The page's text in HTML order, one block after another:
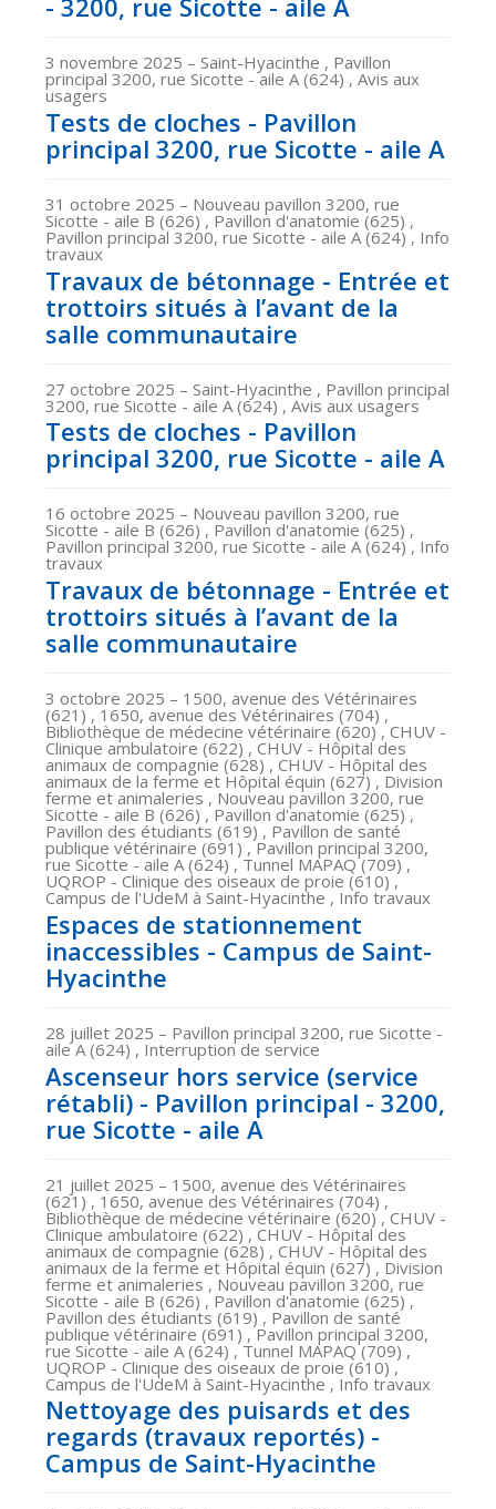
- 3200, rue Sicotte - aile A
3 novembre 2025 – Saint-Hyacinthe , Pavillon
principal 3200, rue Sicotte - aile A (624) , Avis aux
usagers
Tests de cloches - Pavillon
principal 3200, rue Sicotte - aile A
31 octobre 2025 – Nouveau pavillon 3200, rue
Sicotte - aile B (626) , Pavillon d'anatomie (625) ,
Pavillon principal 3200, rue Sicotte - aile A (624) , Info
travaux
Travaux de bétonnage - Entrée et
trottoirs situés à l’avant de la
salle communautaire
27 octobre 2025 – Saint-Hyacinthe , Pavillon principal
3200, rue Sicotte - aile A (624) , Avis aux usagers
Tests de cloches - Pavillon
principal 3200, rue Sicotte - aile A
16 octobre 2025 – Nouveau pavillon 3200, rue
Sicotte - aile B (626) , Pavillon d'anatomie (625) ,
Pavillon principal 3200, rue Sicotte - aile A (624) , Info
travaux
Travaux de bétonnage - Entrée et
trottoirs situés à l’avant de la
salle communautaire
3 octobre 2025 – 1500, avenue des Vétérinaires
(621) , 1650, avenue des Vétérinaires (704) ,
Bibliothèque de médecine vétérinaire (620) , CHUV -
Clinique ambulatoire (622) , CHUV - Hôpital des
animaux de compagnie (628) , CHUV - Hôpital des
animaux de la ferme et Hôpital équin (627) , Division
ferme et animaleries , Nouveau pavillon 3200, rue
Sicotte - aile B (626) , Pavillon d'anatomie (625) ,
Pavillon des étudiants (619) , Pavillon de santé
publique vétérinaire (691) , Pavillon principal 3200,
rue Sicotte - aile A (624) , Tunnel MAPAQ (709) ,
UQROP - Clinique des oiseaux de proie (610) ,
Campus de l'UdeM à Saint-Hyacinthe , Info travaux
Espaces de stationnement
inaccessibles - Campus de Saint-
Hyacinthe
28 juillet 2025 – Pavillon principal 3200, rue Sicotte -
aile A (624) , Interruption de service
Ascenseur hors service (service
rétabli) - Pavillon principal - 3200,
rue Sicotte - aile A
21 juillet 2025 – 1500, avenue des Vétérinaires
(621) , 1650, avenue des Vétérinaires (704) ,
Bibliothèque de médecine vétérinaire (620) , CHUV -
Clinique ambulatoire (622) , CHUV - Hôpital des
animaux de compagnie (628) , CHUV - Hôpital des
animaux de la ferme et Hôpital équin (627) , Division
ferme et animaleries , Nouveau pavillon 3200, rue
Sicotte - aile B (626) , Pavillon d'anatomie (625) ,
Pavillon des étudiants (619) , Pavillon de santé
publique vétérinaire (691) , Pavillon principal 3200,
rue Sicotte - aile A (624) , Tunnel MAPAQ (709) ,
UQROP - Clinique des oiseaux de proie (610) ,
Campus de l'UdeM à Saint-Hyacinthe , Info travaux
Nettoyage des puisards et des
regards (travaux reportés) -
Campus de Saint-Hyacinthe